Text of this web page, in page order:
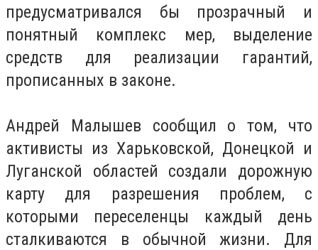
предусматривался бы прозрачный и
понятный комплекс мер, выделение
средств для реализации гарантий,
прописанных в законе.
Андрей Малышев сообщил о том, что
активисты из Харьковской, Донецкой и
Луганской областей создали дорожную
карту для разрешения проблем, с
которыми переселенцы каждый день
сталкиваются в обычной жизни. Для